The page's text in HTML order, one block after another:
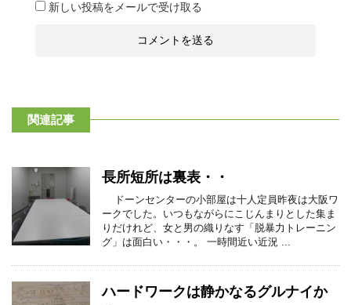
新しい投稿をメールで受け取る
関連記事
長所短所は裏表・・
ドーンセンターの小部屋は十人定員昨夜は大阪ワ
ークでした。いつもながらにこじんまりとした集ま
りだけれど、女と男の織りなす「脱暴力トレーニン
グ」は面白い・・・。 一時間近い近況 ...
ハードワークは静かなるグルナイか